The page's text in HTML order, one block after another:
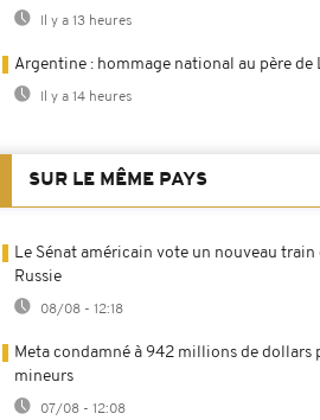
Il y a 13 heures
Argentine : hommage national au père de
Il y a 14 heures
SUR LE MÊME PAYS
Le Sénat américain vote un nouveau
Russie
08/08 - 12:18
Meta condamné à 942 millions de
mineurs
07/08 - 12:08